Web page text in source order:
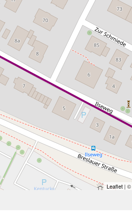
Leaflet| ©